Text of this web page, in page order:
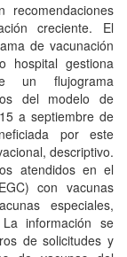
recomendaciones
creciente. El
de vacunación
hospital gestiona
un flujograma
del modelo de
a septiembre de
por este
descriptivo.
atendidos en el
con vacunas
especiales,
información se
de solicitudes y